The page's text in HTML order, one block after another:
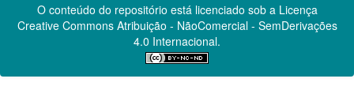
O conteúdo do repositório está licenciado sob a Licença
Creative CommonsAtribuição - NãoComercial - SemDerivações
4.0 Internacional.